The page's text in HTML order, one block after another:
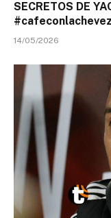
SECRETOS DE
#cafeconlachevez
14/05/2026